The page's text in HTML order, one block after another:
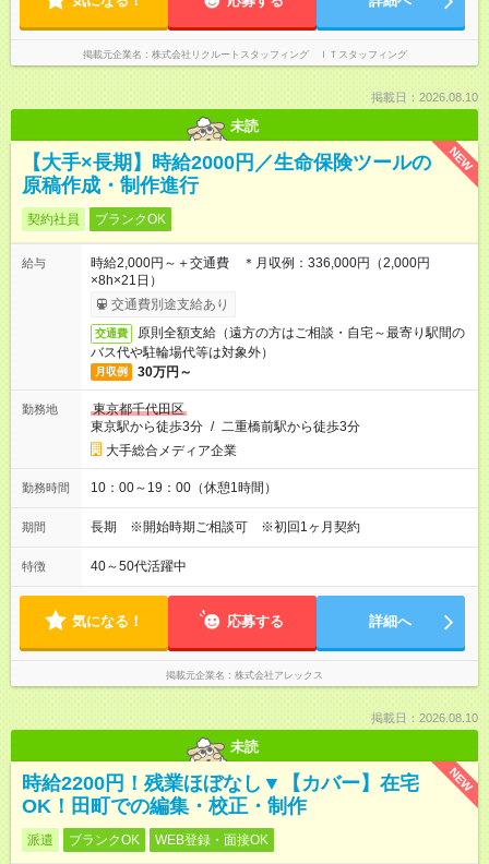
掲載元企業名 株式会社リクルートスタッフィング ＩＴスタッフィング
掲載日：2026.08.10
未読
NEW
【大手×長期】時給2000円／生命保険ツールの
原稿作成・制作進行
契約社員 ブランクOK
給与
時給2,000円～＋交通費 ＊月収例：336,000円（2,000円
×8h×21日）
交通費別途支給あり
交通費
原則全額支給（遠方の方はご相談・自宅～最寄り駅間の
バス代や駐輪場代等は対象外）
月収例 30万円～
勤務地
東京都千代田区
東京駅から徒歩3分 / 二重橋前駅から徒歩3分
大手総合メディア企業
勤務時間 10：00～19：00（休憩1時間）
期間 長期 ※開始時期ご相談可 ※初回1ヶ月契約
特徴 40～50代活躍中
気になる！ 応募する 詳細へ
掲載元企業名 株式会社アレックス
掲載日：2026.08.10
未読
NEW
時給2200円！残業ほぼなし▼【カバー】在宅
OK！田町での編集・校正・制作
派遣 ブランクOK WEB登録・面接OK